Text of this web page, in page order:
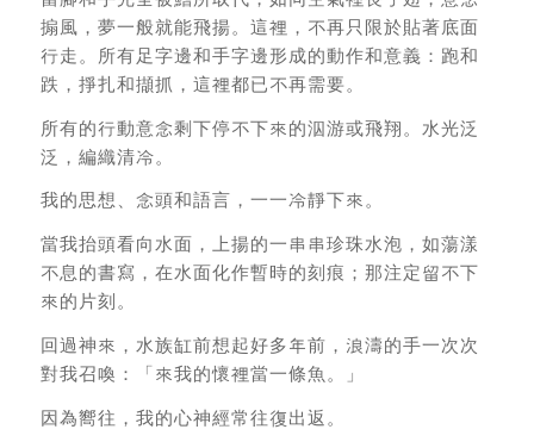
搧風，夢一般就能飛揚。這裡，不再只限於貼著底面
行走。所有足字邊和手字邊形成的動作和意義：跑和
跌，掙扎和擷抓，這裡都已不再需要。
所有的行動意念剩下停不下來的泅游或飛翔。水光泛
泛，編織清冷。
我的思想、念頭和語言，一一冷靜下來。
當我抬頭看向水面，上揚的一串串珍珠水泡，如蕩漾
不息的書寫，在水面化作暫時的刻痕；那注定留不下
來的片刻。
回過神來，水族缸前想起好多年前，浪濤的手一次次
對我召喚：「來我的懷裡當一條魚。」
因為嚮往，我的心神經常往復出返。